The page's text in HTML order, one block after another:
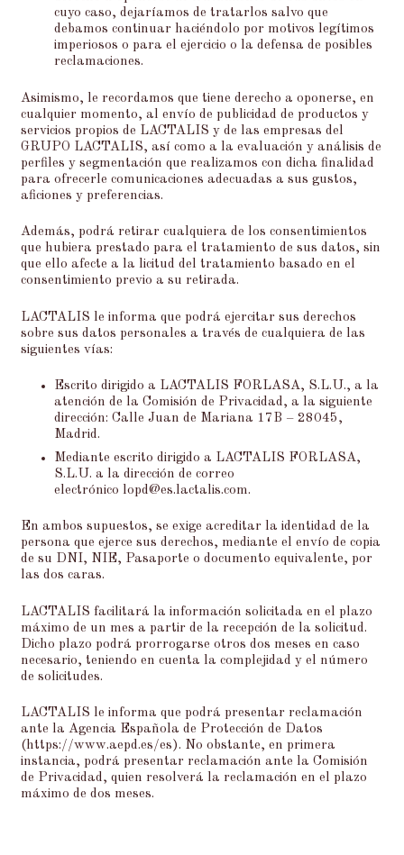
cuyo caso, dejaríamos de tratarlos salvo que
debamos continuar haciéndolo por motivos legítimos
imperiosos o para el ejercicio o la defensa de posibles
reclamaciones.
Asimismo, le recordamos que tiene derecho a oponerse, en
cualquier momento, al envío de publicidad de productos y
servicios propios de LACTALIS y de las empresas del
GRUPO LACTALIS, así como a la evaluación y análisis de
perfiles y segmentación que realizamos con dicha finalidad
para ofrecerle comunicaciones adecuadas a sus gustos,
aficiones y preferencias.
Además, podrá retirar cualquiera de los consentimientos
que hubiera prestado para el tratamiento de sus datos, sin
que ello afecte a la licitud del tratamiento basado en el
consentimiento previo a su retirada.
LACTALIS le informa que podrá ejercitar sus derechos
sobre sus datos personales a través de cualquiera de las
siguientes vías:
Escrito dirigido a LACTALIS FORLASA, S.L.U., a la
atención de la Comisión de Privacidad, a la siguiente
dirección: Calle Juan de Mariana 17B – 28045,
Madrid.
Mediante escrito dirigido a LACTALIS FORLASA,
S.L.U. a la dirección de correo
electrónico lopd@es.lactalis.com.
En ambos supuestos, se exige acreditar la identidad de la
persona que ejerce sus derechos, mediante el envío de copia
de su DNI, NIE, Pasaporte o documento equivalente, por
las dos caras.
LACTALIS facilitará la información solicitada en el plazo
máximo de un mes a partir de la recepción de la solicitud.
Dicho plazo podrá prorrogarse otros dos meses en caso
necesario, teniendo en cuenta la complejidad y el número
de solicitudes.
LACTALIS le informa que podrá presentar reclamación
ante la Agencia Española de Protección de Datos
(https://www.aepd.es/es ). No obstante, en primera
instancia, podrá presentar reclamación ante la Comisión
de Privacidad, quien resolverá la reclamación en el plazo
máximo de dos meses.